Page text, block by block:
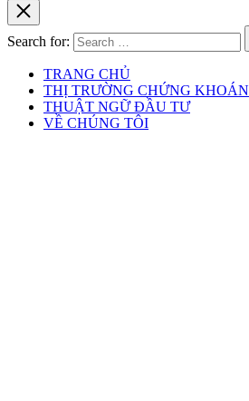
Search for:
TRANG CHỦ
THỊ TRƯỜNG CHỨNG KHOÁN
THUẬT NGỮ ĐẦU TƯ
VỀ CHÚNG TÔI